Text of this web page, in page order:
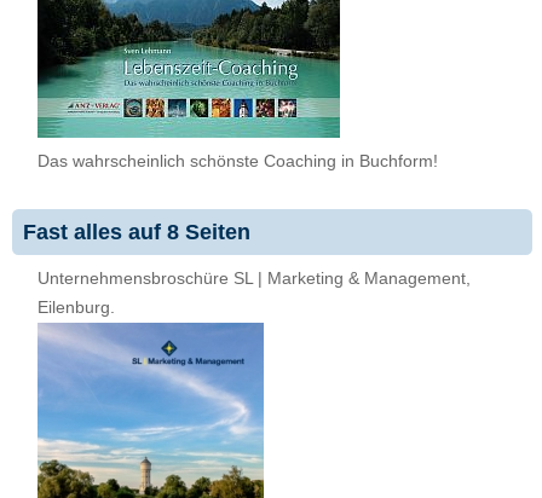
Das wahrscheinlich schönste Coaching in Buchform!
Fast alles auf 8 Seiten
Unternehmensbroschüre SL | Marketing & Management,
Eilenburg.